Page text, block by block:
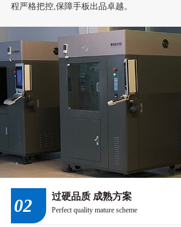
程严格把控,保障手板出品卓越。
02 过硬品质 成熟方案
Perfect quality mature scheme